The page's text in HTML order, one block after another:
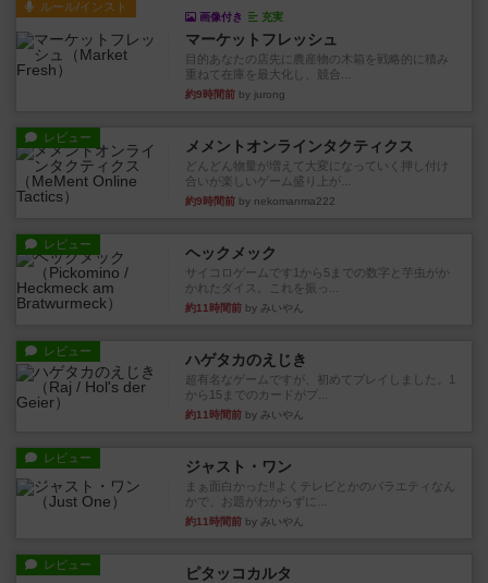
ルール/インスト
画像付き 充実
マーケットフレッシュ
目的あなたの店先に農産物の木箱を戦略的に積み
重ねて在庫を最大化し、競合...
約9時間前 by jurong
レビュー メメントオンラインタクティクス
どんどん物量が増えて大変になっていく押し付け
合いが楽しいゲーム盛り上が...
約9時間前 by nekomanma222
レビュー ヘックメック
サイコロゲームです1から5までの数字と芋虫がか
かれたダイス。これを振っ...
約11時間前 by みいやん
レビュー ハゲタカのえじき
超有名なゲームですが、初めてプレイしました。1
から15までのカードがプ...
約11時間前 by みいやん
レビュー ジャスト・ワン
まぁ面白かった‼️よくテレビとかのバラエティなん
かで、お題がわからずに...
約11時間前 by みいやん
レビュー ピタッコカルタ